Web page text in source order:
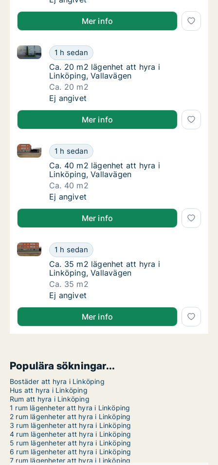
Mer info
Ca. 20 m2 lägenhet att hyra i Linköping,
1 h sedan
Ca. 20 m2 lägenhet att hyra i Linköping, Vallavägen
Ca. 20 m2 lägenhet att hyra i Linköping,
Ca. 20 m2 lägenhet att hyra i
Linköping, Vallavägen
Ca. 20 m2
Ca. 20 m2 lägenhet att hyra i Linköping,
Ej angivet
Mer info
Ca. 40 m2 lägenhet att hyra i Linköping,
1 h sedan
Ca. 40 m2 lägenhet att hyra i Linköping, Vallavägen
Ca. 40 m2 lägenhet att hyra i Linköping,
Ca. 40 m2 lägenhet att hyra i
Linköping, Vallavägen
Ca. 40 m2
Ca. 40 m2 lägenhet att hyra i Linköping,
Ej angivet
Mer info
Ca. 35 m2 lägenhet att hyra i Linköping,
1 h sedan
Ca. 35 m2 lägenhet att hyra i Linköping, Vallavägen
Ca. 35 m2 lägenhet att hyra i Linköping,
Ca. 35 m2 lägenhet att hyra i
Linköping, Vallavägen
Ca. 35 m2
Ca. 35 m2 lägenhet att hyra i Linköping,
Ej angivet
Mer info
Populära sökningar...
Bostäder att hyra i Linköping
Hus att hyra i Linköping
Rum att hyra i Linköping
1 rum lägenheter att hyra i Linköping
2 rum lägenheter att hyra i Linköping
3 rum lägenheter att hyra i Linköping
4 rum lägenheter att hyra i Linköping
5 rum lägenheter att hyra i Linköping
6 rum lägenheter att hyra i Linköping
7 rum lägenheter att hyra i Linköping